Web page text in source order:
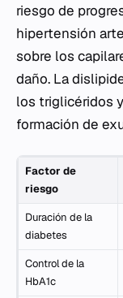
riesgo de
hipertensión
sobre los
daño. La
los triglicéridos
formación de
Factor de
riesgo
Duración de la
diabetes
Control de la
HbA1c